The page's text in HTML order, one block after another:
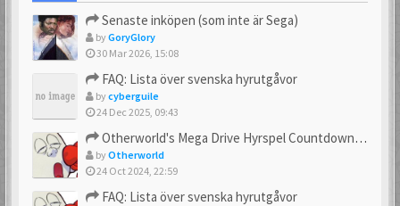
Senaste inköpen (som inte är Sega)
byGoryGlory
30 Mar 2026, 15:08
FAQ: Lista över svenska hyrutgåvor
bycyberguile
24 Dec 2025, 09:43
Otherworld's Mega Drive Hyrspel Countdown Tråd!
byOtherworld
24 Oct 2024, 22:59
FAQ: Lista över svenska hyrutgåvor